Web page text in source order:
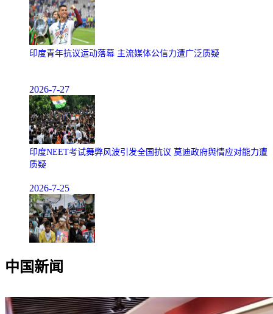
印度青年抗议运动落幕 主流媒体公信力遭广泛质疑
2026-7-27
印度NEET考试舞弊风波引发全国抗议 莫迪政府舆情应对能力遭
质疑
2026-7-25
中国新闻